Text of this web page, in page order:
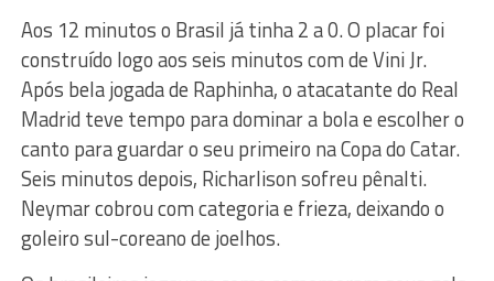
Aos 12 minutos o Brasil já tinha 2 a 0. O placar foi
construído logo aos seis minutos com de Vini Jr.
Após bela jogada de Raphinha, o atacatante do Real
Madrid teve tempo para dominar a bola e escolher o
canto para guardar o seu primeiro na Copa do Catar.
Seis minutos depois, Richarlison sofreu pênalti.
Neymar cobrou com categoria e frieza, deixando o
goleiro sul-coreano de joelhos.